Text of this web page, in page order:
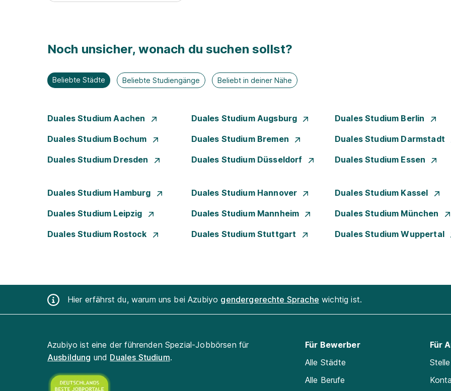
Noch unsicher, wonach du suchen sollst?
Beliebte Städte Beliebte Studiengänge Beliebt in deiner Nähe
Duales Studium Aachen Duales Studium Augsburg Duales Studium Berlin
Duales Studium Bochum Duales Studium Bremen Duales Studium Darmstadt
Duales Studium Dresden Duales Studium Düsseldorf Duales Studium Essen
Duales Studium Hamburg Duales Studium Hannover Duales Studium Kassel
Duales Studium Leipzig Duales Studium Mannheim Duales Studium München
Duales Studium Rostock Duales Studium Stuttgart Duales Studium Wuppertal
Hier erfährst du, warum uns bei Azubiyo gendergerechte Sprache wichtig ist.
Azubiyo ist eine der führenden Spezial-Jobbörsen für
Ausbildung und Duales Studium.
Für Bewerber
Alle Städte
Alle Berufe
Für